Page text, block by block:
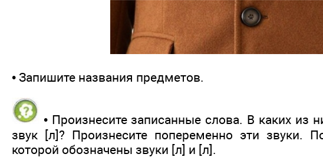
• Запишите названия предметов.
• Произнесите записанные слова. В каких из
звук [л]? Произнесите попеременно эти звуки.
которой обозначены звуки [л] и [л].